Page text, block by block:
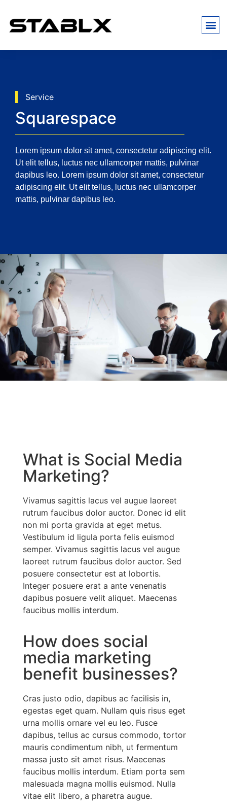
Service
Squarespace
Lorem ipsum dolor sit amet, consectetur adipiscing elit.
Ut elit tellus, luctus nec ullamcorper mattis, pulvinar
dapibus leo. Lorem ipsum dolor sit amet, consectetur
adipiscing elit. Ut elit tellus, luctus nec ullamcorper
mattis, pulvinar dapibus leo.
What is Social Media
Marketing?
Vivamus sagittis lacus vel augue laoreet
rutrum faucibus dolor auctor. Donec id elit
non mi porta gravida at eget metus.
Vestibulum id ligula porta felis euismod
semper. Vivamus sagittis lacus vel augue
laoreet rutrum faucibus dolor auctor. Sed
posuere consectetur est at lobortis.
Integer posuere erat a ante venenatis
dapibus posuere velit aliquet. Maecenas
faucibus mollis interdum.
How does social
media marketing
benefit businesses?
Cras justo odio, dapibus ac facilisis in,
egestas eget quam. Nullam quis risus eget
urna mollis ornare vel eu leo. Fusce
dapibus, tellus ac cursus commodo, tortor
mauris condimentum nibh, ut fermentum
massa justo sit amet risus. Maecenas
faucibus mollis interdum. Etiam porta sem
malesuada magna mollis euismod. Nulla
vitae elit libero, a pharetra augue.